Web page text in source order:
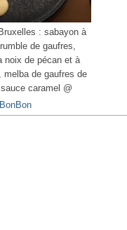
: sabayon à
de gaufres,
noix de pécan et à
melba de gaufres de
caramel @
BonBon